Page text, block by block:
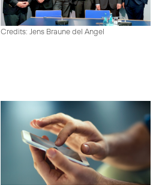
Credits: Jens Braune del Angel